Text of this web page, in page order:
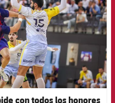
con todos los honores